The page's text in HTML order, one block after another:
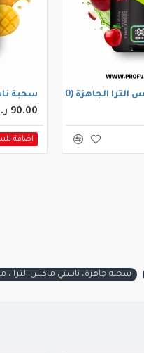
(40000 سحبة) تفاحتين سحبة ناستي
90.00 ر.س
اضافة
سحبه جاهزة، ناستي ماكس الترا ،